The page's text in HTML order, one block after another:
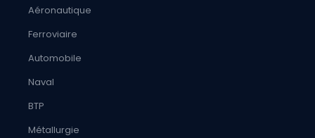
Aéronautique
Ferroviaire
Automobile
Naval
BTP
Métallurgie